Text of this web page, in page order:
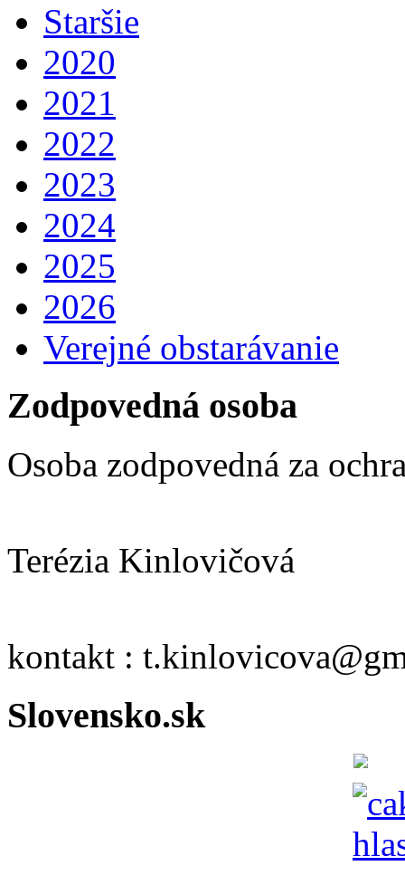
Staršie
2020
2021
2022
2023
2024
2025
2026
Verejné obstarávanie
Zodpovedná osoba
Osoba zodpovedná za
Terézia Kinlovičová
kontakt :
Slovensko.sk